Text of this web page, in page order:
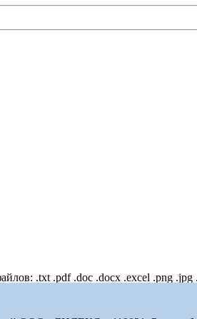
.txt .pdf .doc .docx .excel .png .jpg